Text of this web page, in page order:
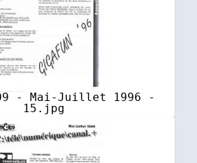
09 - Mai-Juillet 1996 -
15.jpg